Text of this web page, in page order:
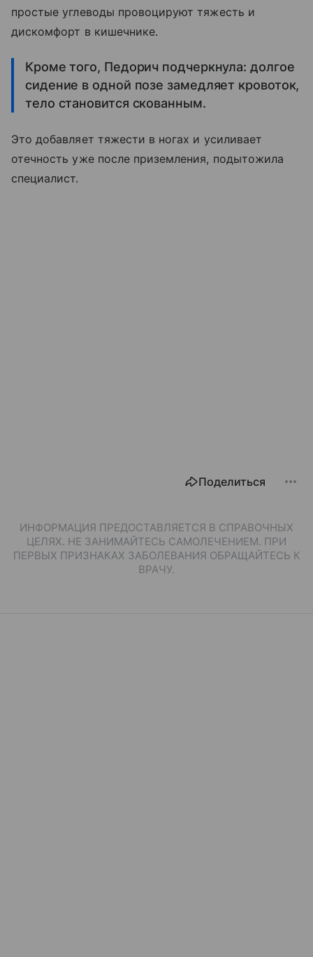
простые углеводы провоцируют тяжесть и
дискомфорт в кишечнике.
Кроме того, Педорич подчеркнула: долгое
сидение в одной позе замедляет кровоток,
тело становится скованным.
Это добавляет тяжести в ногах и усиливает
отечность уже после приземления, подытожила
специалист.
Поделиться
ИНФОРМАЦИЯ ПРЕДОСТАВЛЯЕТСЯ В СПРАВОЧНЫХ
ЦЕЛЯХ. НЕ ЗАНИМАЙТЕСЬ САМОЛЕЧЕНИЕМ. ПРИ
ПЕРВЫХ ПРИЗНАКАХ ЗАБОЛЕВАНИЯ ОБРАЩАЙТЕСЬ К
ВРАЧУ.